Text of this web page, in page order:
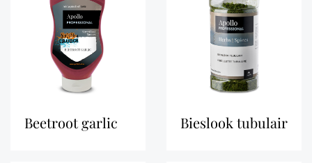
beetroot garlic bieslook tubulair